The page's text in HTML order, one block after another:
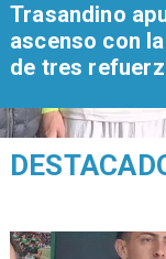
Trasandino
ascenso con
de tres